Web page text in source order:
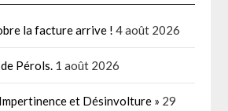
la facture arrive ! 4 août 2026
Pérols. 1 août 2026
Impertinence et Désinvolture » 29